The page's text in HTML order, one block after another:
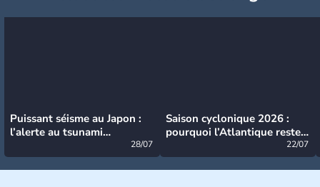
Puissant séisme au Japon :
l’alerte au tsunami
28/07
Saison cyclonique 2026 :
pourquoi l’Atlantique reste
22/07